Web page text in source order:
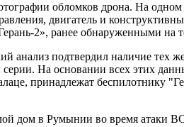
обломков дрона. На
двигатель и
2», ранее обнаруженными на
анализ подтвердил наличие тех
серии. На основании всех этих
принадлежат беспилотнику
дом в Румынии во время атаки